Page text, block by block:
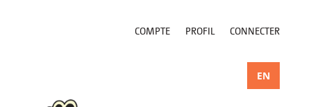
COMPTE PROFIL CONNECTER
EN